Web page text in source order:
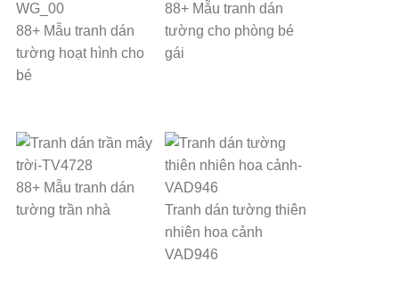
88+ Mẫu tranh dán
tường hoạt hình cho
bé
88+ Mẫu tranh dán
tường cho phòng bé
gái
88+ Mẫu tranh dán
tường trần nhà
Tranh dán tường thiên
nhiên hoa cảnh
VAD946